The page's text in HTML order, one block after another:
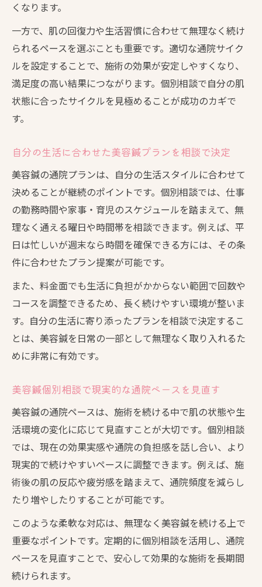
くなります。
一方で、肌の回復力や生活習慣に合わせて無理なく続け
られるペースを選ぶことも重要です。適切な通院サイク
ルを設定することで、施術の効果が安定しやすくなり、
満足度の高い結果につながります。個別相談で自分の肌
状態に合ったサイクルを見極めることが成功のカギで
す。
自分の生活に合わせた美容鍼プランを相談で決定
美容鍼の通院プランは、自分の生活スタイルに合わせて
決めることが継続のポイントです。個別相談では、仕事
の勤務時間や家事・育児のスケジュールを踏まえて、無
理なく通える曜日や時間帯を相談できます。例えば、平
日は忙しいが週末なら時間を確保できる方には、その条
件に合わせたプラン提案が可能です。
また、料金面でも生活に負担がかからない範囲で回数や
コースを調整できるため、長く続けやすい環境が整いま
す。自分の生活に寄り添ったプランを相談で決定するこ
とは、美容鍼を日常の一部として無理なく取り入れるた
めに非常に有効です。
美容鍼個別相談で現実的な通院ペースを見直す
美容鍼の通院ペースは、施術を続ける中で肌の状態や生
活環境の変化に応じて見直すことが大切です。個別相談
では、現在の効果実感や通院の負担感を話し合い、より
現実的で続けやすいペースに調整できます。例えば、施
術後の肌の反応や疲労感を踏まえて、通院頻度を減らし
たり増やしたりすることが可能です。
このような柔軟な対応は、無理なく美容鍼を続ける上で
重要なポイントです。定期的に個別相談を活用し、通院
ペースを見直すことで、安心して効果的な施術を長期間
続けられます。